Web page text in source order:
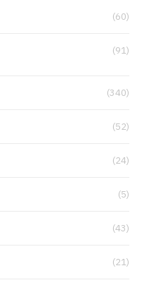
(60)
(91)
(340)
(52)
(24)
(5)
(43)
(21)